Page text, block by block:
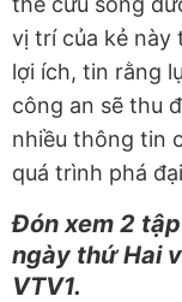
vị trí của kẻ này
lợi ích, tin rằng
công an sẽ thu
nhiều thông tin
quá trình phá
Đón xem 2
ngày thứ Hai
VTV1.